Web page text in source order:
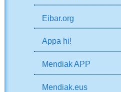
Eibar.org
Appa hi!
Mendiak APP
Mendiak.eus